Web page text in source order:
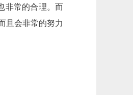
非常的合理。而
且会非常的努力